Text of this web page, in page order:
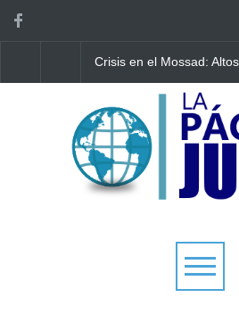
Crisis en el Mossad: Altos
contra el director Roman
Gofman por la
reorganización de Irán